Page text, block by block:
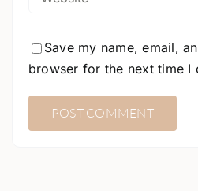
Save my name, email,
browser for the next time I